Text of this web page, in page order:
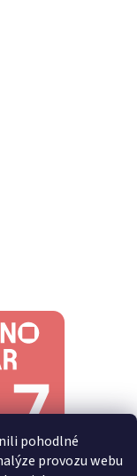
pohodlné
provozu webu